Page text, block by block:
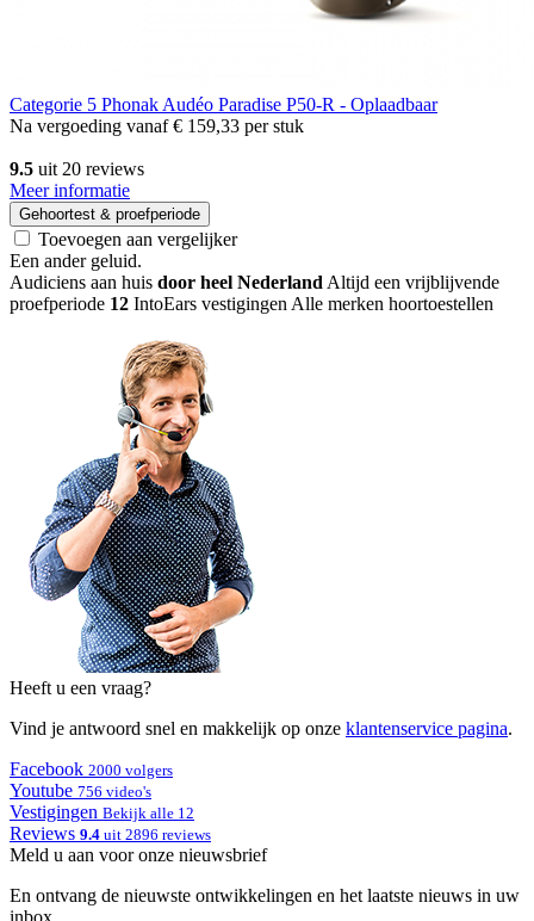
Categorie 5 Phonak Audéo Paradise P50-R - Oplaadbaar
Na vergoeding vanaf€ 159,33 per stuk
9.5 uit 20 reviews
Meer informatie
Gehoortest & proefperiode
Toevoegen aan vergelijker
Een ander geluid.
Audiciens aan huis door heel Nederland Altijd een vrijblijvende
proefperiode 12 IntoEars vestigingen Alle merken hoortoestellen
Heeft u een vraag?
Vind je antwoord snel en makkelijk op onze klantenservice pagina.
Facebook 2000 volgers
Youtube 756 video's
Vestigingen Bekijk alle 12
Reviews 9.4 uit 2896 reviews
Meld u aan voor onze nieuwsbrief
En ontvang de nieuwste ontwikkelingen en het laatste nieuws in uw
inbox.